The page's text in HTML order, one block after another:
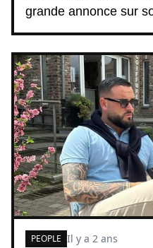
grande annonce sur
PEOPLE Il y a 2 ans